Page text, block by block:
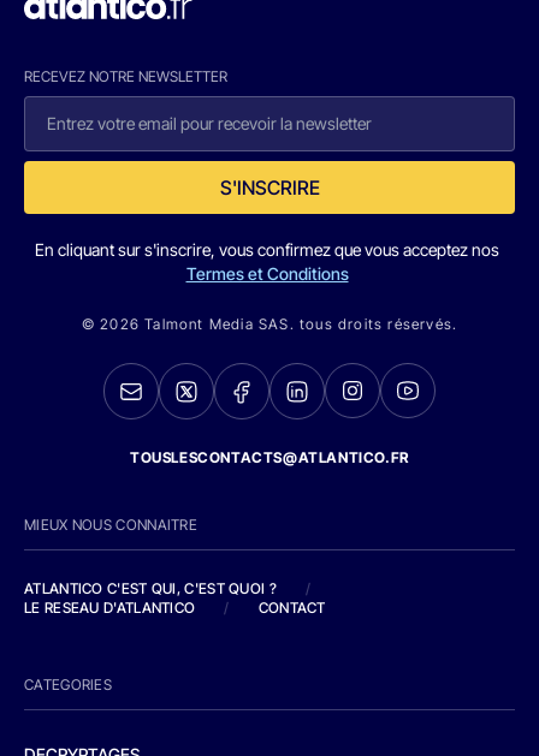
RECEVEZ NOTRE NEWSLETTER
S'INSCRIRE
En cliquant sur s'inscrire, vous confirmez que vous acceptez nos
Termes et Conditions
© 2026 Talmont Media SAS. tous droits réservés.
TOUSLESCONTACTS@ATLANTICO.FR
MIEUX NOUS CONNAITRE
ATLANTICO C'EST QUI, C'EST QUOI ?
/
LE RESEAU D'ATLANTICO
/ CONTACT
CATEGORIES